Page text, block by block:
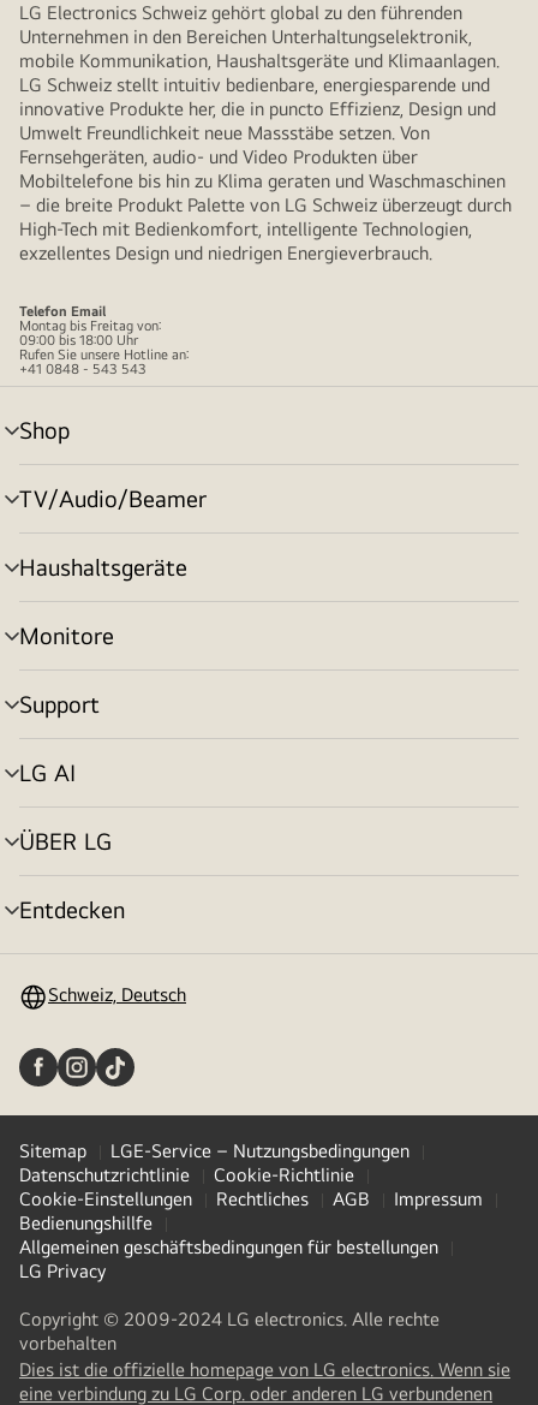
LG Electronics Schweiz gehört global zu den führenden
Unternehmen in den Bereichen Unterhaltungselektronik,
mobile Kommunikation, Haushaltsgeräte und Klimaanlagen.
LG Schweiz stellt intuitiv bedienbare, energiesparende und
innovative Produkte her, die in puncto Effizienz, Design und
Umwelt Freundlichkeit neue Massstäbe setzen. Von
Fernsehgeräten, audio- und Video Produkten über
Mobiltelefone bis hin zu Klima geraten und Waschmaschinen
– die breite Produkt Palette von LG Schweiz überzeugt durch
High-Tech mit Bedienkomfort, intelligente Technologien,
exzellentes Design und niedrigen Energieverbrauch.
Telefon Email
Montag bis Freitag von:
09:00 bis 18:00 Uhr
Rufen Sie unsere Hotline an:
+41 0848 - 543 543
Shop
Menü
umschalten
TV/Audio/Beamer
Menü
umschalten
Haushaltsgeräte
Menü
umschalten
Monitore
Menü
umschalten
Support
Menü
umschalten
LG AI
Menü
umschalten
ÜBER LG
Menü
umschalten
Entdecken
Menü
Schweiz, Deutsch
Sitemap
LGE-Service – Nutzungsbedingungen
Datenschutzrichtlinie
Cookie-Richtlinie
Cookie-Einstellungen
Rechtliches AGB
Impressum
Bedienungshillfe
Allgemeinen geschäftsbedingungen für bestellungen
LG Privacy
Copyright © 2009-2024 LG electronics. Alle rechte
vorbehalten
Dies ist die offizielle homepage von LG electronics. Wenn sie
eine verbindung zu LG Corp. oder anderen LG verbundenen